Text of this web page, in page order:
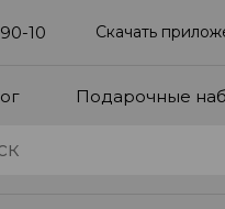
10 Скачать
Подарочные